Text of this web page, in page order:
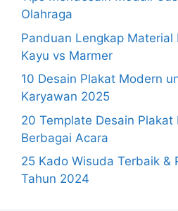
Olahraga
Panduan Lengkap Material
Kayu vs Marmer
10 Desain Plakat Modern
Karyawan 2025
20 Template Desain
Berbagai Acara
25 Kado Wisuda Terbaik &
Tahun 2024